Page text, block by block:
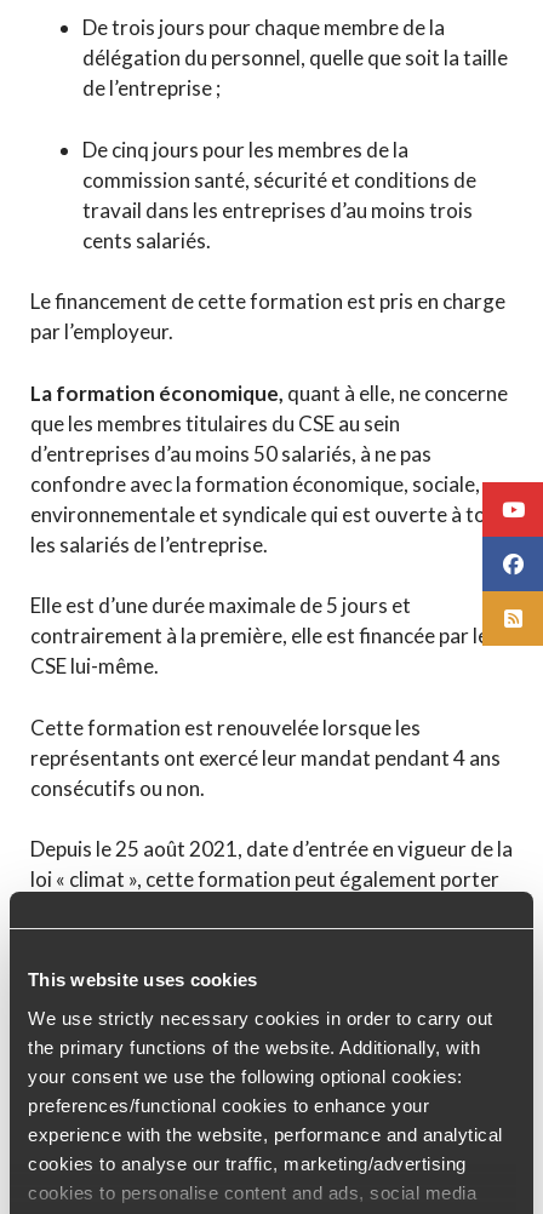
This website uses cookies
We use strictly necessary cookies in order to carry out
the primary functions of the website. Additionally, with
your consent we use the following optional cookies:
preferences/functional cookies to enhance your
experience with the website, performance and analytical
cookies to analyse our traffic, marketing/advertising
cookies to personalise content and ads, social media
De trois jours pour chaque membre de la
délégation du personnel, quelle que soit la taille
de l’entreprise ;
De cinq jours pour les membres de la
commission santé, sécurité et conditions de
travail dans les entreprises d’au moins trois
cents salariés.
Le financement de cette formation est pris en charge
par l’employeur.
La formation économique, quant à elle, ne concerne
que les membres titulaires du CSE au sein
d’entreprises d’au moins 50 salariés, à ne pas
confondre avec la formation économique, sociale,
environnementale et syndicale qui est ouverte à tous
les salariés de l’entreprise.
Elle est d’une durée maximale de 5 jours et
contrairement à la première, elle est financée par le
CSE lui-même.
Cette formation est renouvelée lorsque les
représentants ont exercé leur mandat pendant 4 ans
consécutifs ou non.
Depuis le 25 août 2021, date d’entrée en vigueur de la
loi « climat », cette formation peut également porter
si cette formation revêt le caractère d’une obligation.
Néanmoins, dans une position de principe adoptée le
17 avril 1990, l’administration a indiqué que l’élu
n’était pas obligé de la suivre lors de son premier
mandat. La position de la Cour de cassation est
similaire puisqu’elle a admis, dans un arrêt rendu en